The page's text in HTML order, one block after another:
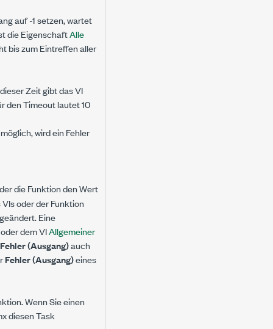
auf -1 setzen, wartet
die EigenschaftAlle
bis zum Eintreffen aller
Zeit gibt das VI
den Timeout lautet 10
wird ein Fehler
die Funktion den Wert
oder der Funktion
geändert. Eine
dem VIAllgemeiner
Fehler (Ausgang)auch
Fehler (Ausgang)eines
Wenn Sie einen
diesen Task